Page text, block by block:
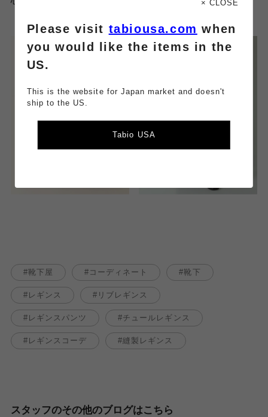
靴下屋 コーディネート 靴下
レギンス リブレギンス
レギンスパンツ チュールレギンス
レギンスコーデ 縫製レギンス
スタッフのその他のブログはこちら
× CLOSE
Please visit tabiousa.com when
you would like the items in the
US.
This is the website for Japan market and doesn't
ship to the US.
Tabio USA